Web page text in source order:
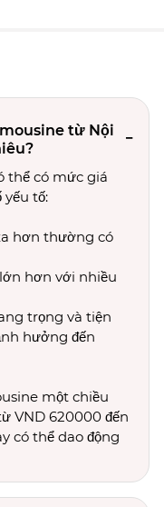
từ Nội
thể có mức giá
tố:
hơn thường có
hơn với nhiều
trọng và tiện
hưởng đến
một chiều
VND 620000 đến
có thể dao động